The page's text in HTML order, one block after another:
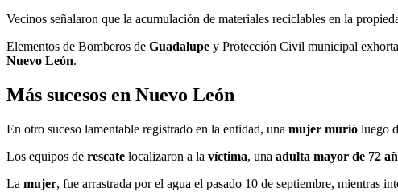
Vecinos señalaron que la acumulación de materiales reciclables en la
Elementos de Bomberos de Guadalupe y Protección Civil municipal
Nuevo León.
Más sucesos en Nuevo León
En otro suceso lamentable registrado en la entidad, una mujer murió luego
Los equipos de rescate localizaron a la víctima, una adulta mayor de 72
La mujer, fue arrastrada por el agua el pasado 10 de septiembre, mientras